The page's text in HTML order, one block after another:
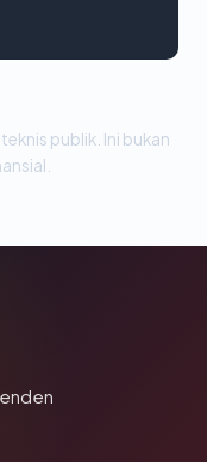
publik. Ini bukan